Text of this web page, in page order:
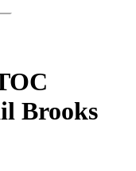
Brooks